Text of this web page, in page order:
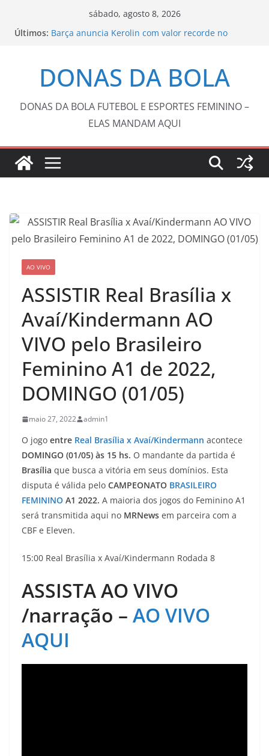
sábado, agosto 8, 2026
Últimos: Barça anuncia Kerolin com valor recorde no
volta ao top 200
Ventania no Rio adia Botafogo x Fluminense pelo
Vôlei: São Paulo sedia Mundial de Clubes
feminino pelo 2º ano seguido
Copa do Brasil pode reunir somente campeões
DONAS DA BOLA
DONAS DA BOLA FUTEBOL E ESPORTES FEMININO –
ELAS MANDAM AQUI
AO VIVO
ASSISTIR Real Brasília x
Avaí/Kindermann AO
VIVO pelo Brasileiro
Feminino A1 de 2022,
DOMINGO (01/05)
maio 27, 2022 admin1
O jogo entre Real Brasília x Avaí/Kindermann acontece
DOMINGO (01/05) às 15 hs. O mandante da partida é
Brasília que busca a vitória em seus domínios. Esta
disputa é válida pelo CAMPEONATO BRASILEIRO
FEMININO A1 2022. A maioria dos jogos do Feminino A1
será transmitida aqui no MRNews em parceira com a
CBF e Eleven.
15:00 Real Brasília x Avaí/Kindermann Rodada 8
ASSISTA AO VIVO
/narração – AO VIVO
AQUI